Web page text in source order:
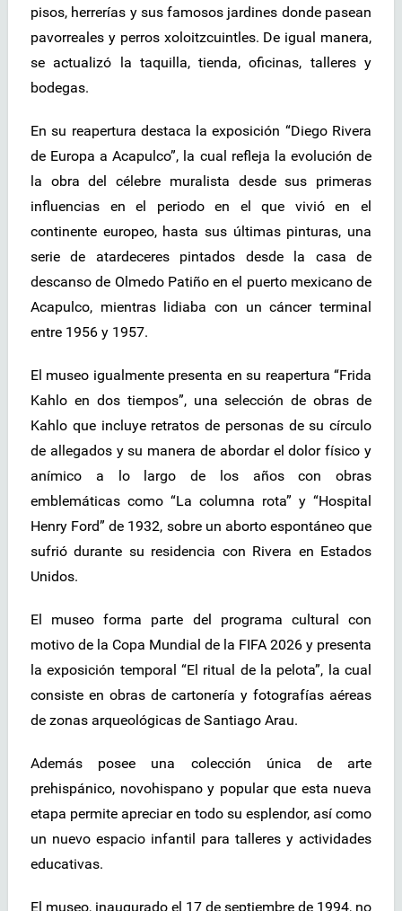
pisos, herrerías y sus famosos jardines donde pasean
pavorreales y perros xoloitzcuintles. De igual manera,
se actualizó la taquilla, tienda, oficinas, talleres y
bodegas.
En su reapertura destaca la exposición “Diego Rivera
de Europa a Acapulco”, la cual refleja la evolución de
la obra del célebre muralista desde sus primeras
influencias en el periodo en el que vivió en el
continente europeo, hasta sus últimas pinturas, una
serie de atardeceres pintados desde la casa de
descanso de Olmedo Patiño en el puerto mexicano de
Acapulco, mientras lidiaba con un cáncer terminal
entre 1956 y 1957.
El museo igualmente presenta en su reapertura “Frida
Kahlo en dos tiempos”, una selección de obras de
Kahlo que incluye retratos de personas de su círculo
de allegados y su manera de abordar el dolor físico y
anímico a lo largo de los años con obras
emblemáticas como “La columna rota” y “Hospital
Henry Ford” de 1932, sobre un aborto espontáneo que
sufrió durante su residencia con Rivera en Estados
Unidos.
El museo forma parte del programa cultural con
motivo de la Copa Mundial de la FIFA 2026 y presenta
la exposición temporal “El ritual de la pelota”, la cual
consiste en obras de cartonería y fotografías aéreas
de zonas arqueológicas de Santiago Arau.
Además posee una colección única de arte
prehispánico, novohispano y popular que esta nueva
etapa permite apreciar en todo su esplendor, así como
un nuevo espacio infantil para talleres y actividades
educativas.
El museo, inaugurado el 17 de septiembre de 1994, no